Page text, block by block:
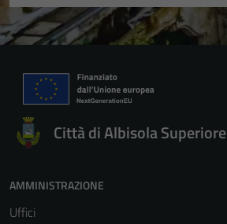
Città di Albisola Superiore
AMMINISTRAZIONE
Uffici